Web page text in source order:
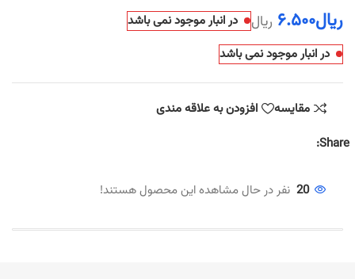
ریال۶.۵۰۰ ریال
در انبار موجود نمی باشد
در انبار موجود نمی باشد
مقایسه
افزودن به علاقه مندی
Share:
20 نفر در حال مشاهده این محصول هستند!